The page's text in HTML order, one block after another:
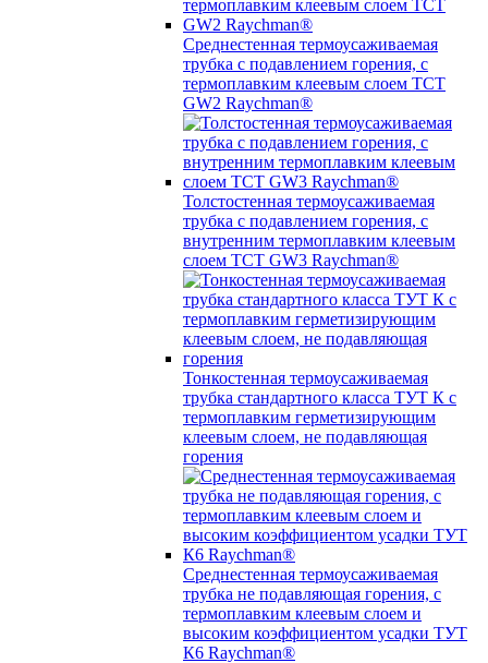
Среднестенная термоусаживаемая
трубка c подавлением горения, с
термоплавким клеевым слоем TCT
GW2 Raychman®
Толстостенная термоусаживаемая
трубка c подавлением горения, с
внутренним термоплавким клеевым
слоем TCT GW3 Raychman®
Тонкостенная термоусаживаемая
трубка стандартного класса ТУТ К с
термоплавким герметизирующим
клеевым слоем, не подавляющая
горения
Среднестенная термоусаживаемая
трубка не подавляющая горения, с
термоплавким клеевым слоем и
высоким коэффициентом усадки ТУТ
К6 Raychman®